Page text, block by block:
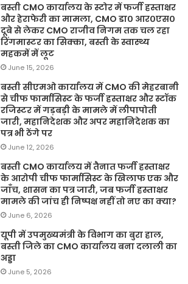
बस्ती CMO कार्यालय के स्टोर में फर्जी हस्ताक्षर
और हेराफेरी का मामला, CMO डा० आर०एस०
दूबे से लेकर CMO राजीव निगम तक चल रहा
रिंगमास्टर का सिक्का, बस्ती के स्वास्थ्य
महकमें में लूट
June 15, 2026
बस्ती सीएमओ कार्यालय में CMO की मेहरबानी
से चीफ फार्मासिस्ट के फर्जी हस्ताक्षर और स्टॉक
रजिस्टर में गड़बड़ी के मामले में लीपापोती
जारी, महानिदेशक और अपर महानिदेशक का
पत्र भी ठेंगे पर
June 12, 2026
बस्ती CMO कार्यालय में तैनात फर्जी हस्ताक्षर
के आरोपी चीफ फार्मासिस्ट के खिलाफ एक और
जाँच, शासन का पत्र जारी, जब फर्जी हस्ताक्षर
मामले की जांच ही निष्पक्ष नहीं तो नए का क्या?
June 6, 2026
यूपी में उपमुख्यमंत्री के विभाग का बुरा हाल,
बस्ती जिले का CMO कार्यालय बना दलाली का
अड्डा
June 5, 2026